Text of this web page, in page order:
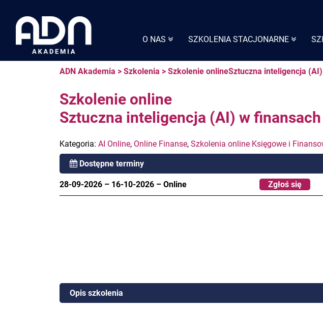
O NAS SZKOLENIA STACJONARNE
content
ADN Akademia > Szkolenia > Szkolenie onlineSztuczna inteligencja
Szkolenie online
Sztuczna inteligencja (AI) w
Kategoria: AI Online, Online Finanse, Szkolenia online Księgowe i
Dostępne terminy
28-09-2026 – 16-10-2026 – Online Zgłoś się
Opis szkolenia